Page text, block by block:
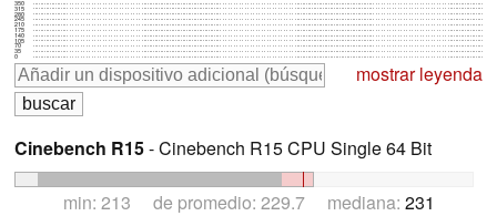
0
35
70
105
140
175
210
245
280
315
350
mostrar leyenda
Cinebench R15- Cinebench R15 CPU Single 64 Bit
min: 213 de promedio: 229.7 mediana: 231